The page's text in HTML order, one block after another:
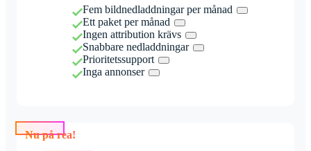
Fem bildnedladdningar per månad
Ett paket per månad
Ingen attribution krävs
Snabbare nedladdningar
Prioritetssupport
Inga annonser
Nu på rea!